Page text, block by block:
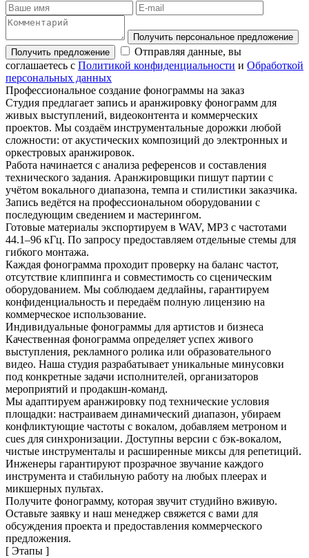
Получить персональное предложение
Получить предложение
Отправляя данные, вы
соглашаетесь с Политикой конфиденциальности и Обработкой
персональных данных
Профессиональное создание фонограммы на заказ
Студия предлагает запись и аранжировку фонограмм для
живых выступлений, видеоконтента и коммерческих
проектов. Мы создаём инструментальные дорожки любой
сложности: от акустических композиций до электронных и
оркестровых аранжировок.
Работа начинается с анализа референсов и составления
технического задания. Аранжировщики пишут партии с
учётом вокального диапазона, темпа и стилистики заказчика.
Запись ведётся на профессиональном оборудовании с
последующим сведением и мастерингом.
Готовые материалы экспортируем в WAV, MP3 с частотами
44.1–96 кГц. По запросу предоставляем отдельные стемы для
гибкого монтажа.
Каждая фонограмма проходит проверку на баланс частот,
отсутствие клиппинга и совместимость со сценическим
оборудованием. Мы соблюдаем дедлайны, гарантируем
конфиденциальность и передаём полную лицензию на
коммерческое использование.
Индивидуальные фонограммы для артистов и бизнеса
Качественная фонограмма определяет успех живого
выступления, рекламного ролика или образовательного
видео. Наша студия разрабатывает уникальные минусовки
под конкретные задачи исполнителей, организаторов
мероприятий и продакшн-команд.
Мы адаптируем аранжировку под технические условия
площадки: настраиваем динамический диапазон, убираем
конфликтующие частоты с вокалом, добавляем метроном и
cues для синхронизации. Доступны версии с бэк-вокалом,
чистые инструменталы и расширенные миксы для репетиций.
Инженеры гарантируют прозрачное звучание каждого
инструмента и стабильную работу на любых плеерах и
микшерных пультах.
Получите фонограмму, которая звучит студийно вживую.
Оставьте заявку и наш менеджер свяжется с вами для
обсуждения проекта и предоставления коммерческого
предложения.
[ Этапы ]